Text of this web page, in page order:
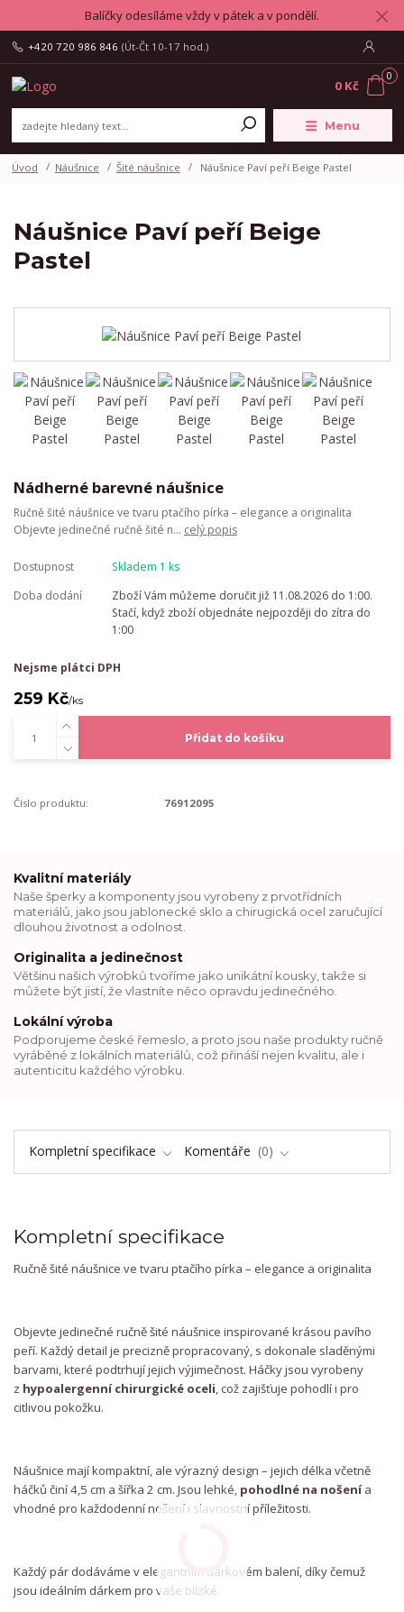
Balíčky odesíláme vždy v pátek a v pondělí.
Menu
+420 720 986 846 (Út-Čt 10-17 hod.)
0
0 Kč
Úvod Náušnice Šité náušnice Náušnice Paví peří Beige Pastel
Náušnice Paví peří Beige
Pastel
Nádherné barevné náušnice
Ručně šité náušnice ve tvaru ptačího pírka – elegance a originalita
Objevte jedinečné ručně šité n... celý popis
Dostupnost
Skladem 1 ks
Doba dodání
Zboží Vám můžeme doručit již 11.08.2026 do 1:00.
Stačí, když zboží objednáte nejpozději do zítra do
1:00
Nejsme plátci DPH
259 Kč/ks
Přidat do košíku
Číslo produktu: 76912095
Kvalitní materiály
Naše šperky a komponenty jsou vyrobeny z prvotřídních
materiálů, jako jsou jablonecké sklo a chirugická ocel zaručující
dlouhou životnost a odolnost.
Originalita a jedinečnost
Většinu našich výrobků tvoříme jako unikátní kousky, takže si
můžete být jistí, že vlastníte něco opravdu jedinečného.
Lokální výroba
Podporujeme české řemeslo, a proto jsou naše produkty ručně
vyráběné z lokálních materiálů, což přináší nejen kvalitu, ale i
autenticitu každého výrobku.
Kompletní specifikace Komentáře 0
Kompletní specifikace
Ručně šité náušnice ve tvaru ptačího pírka – elegance a originalita
Objevte jedinečné ručně šité náušnice inspirované krásou pavího
peří. Každý detail je precizně propracovaný, s dokonale sladěnými
barvami, které podtrhují jejich výjimečnost. Háčky jsou vyrobeny
z hypoalergenní chirurgické oceli, což zajišťuje pohodlí i pro
citlivou pokožku.
Náušnice mají kompaktní, ale výrazný design – jejich délka včetně
háčků činí 4,5 cm a šířka 2 cm. Jsou lehké, pohodlné na nošenía
vhodné pro každodenní nošení i slavnostní příležitosti.
Každý pár dodáváme v elegantním dárkovém balení, díky čemuž
jsou ideálním dárkem pro vaše blízké.